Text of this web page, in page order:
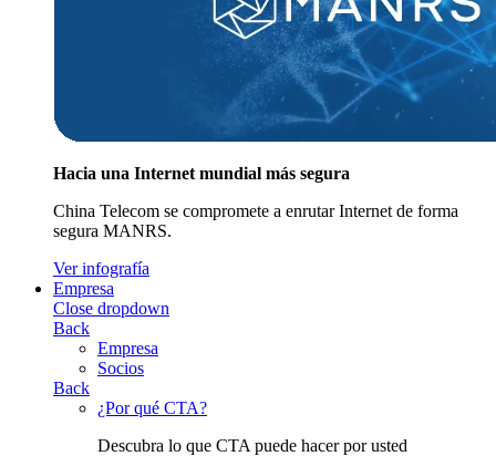
Hacia una Internet mundial más segura
China Telecom se compromete a enrutar Internet de forma
segura MANRS.
Ver infografía
Empresa
Close dropdown
Back
Empresa
Socios
Back
¿Por qué CTA?
Descubra lo que CTA puede hacer por usted